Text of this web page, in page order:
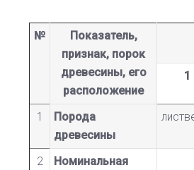
№
Показатель,
признак, порок
древесины, его
расположение
1
1
Порода
древесины
2
Номинальная